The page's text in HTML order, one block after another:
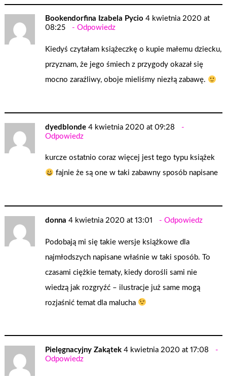
Bookendorfina Izabela Pycio 4 kwietnia 2020 at
08:25
Odpowiedz
Kiedyś czytałam książeczkę o kupie małemu dziecku,
przyznam, że jego śmiech z przygody okazał się
mocno zaraźliwy, oboje mieliśmy niezłą zabawę.
dyedblonde 4 kwietnia 2020 at 09:28
Odpowiedz
kurcze ostatnio coraz więcej jest tego typu książek
fajnie że są one w taki zabawny sposób napisane
donna 4 kwietnia 2020 at 13:01 Odpowiedz
Podobają mi się takie wersje książkowe dla
najmłodszych napisane właśnie w taki sposób. To
czasami ciężkie tematy, kiedy dorośli sami nie
wiedzą jak rozgryźć – ilustracje już same mogą
rozjaśnić temat dla malucha
Pielęgnacyjny Zakątek 4 kwietnia 2020 at 17:08
Odpowiedz